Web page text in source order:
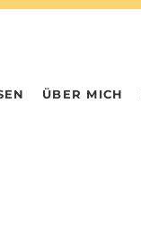
ÜBER MICH